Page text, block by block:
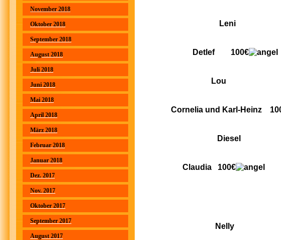
November 2018
Oktober 2018
September 2018
August 2018
Juli 2018
Juni 2018
Mai 2018
April 2018
März 2018
Februar 2018
Januar 2018
Dez. 2017
Nov. 2017
Oktober 2017
September 2017
August 2017
Leni
Detlef 100€
Lou
Cornelia und Karl-Heinz
Claudia 100€
Hilka u.
Nelly